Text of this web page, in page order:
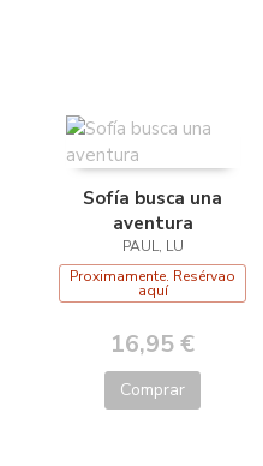
Sofía busca una
aventura
PAUL, LU
Proximamente. Resérvao
aquí
16,95 €
Comprar